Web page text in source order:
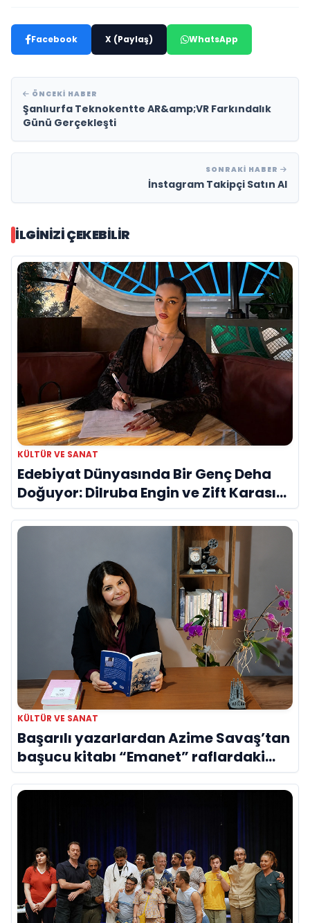
Facebook X (Paylaş) WhatsApp
ÖNCEKI HABER
Şanlıurfa Teknokentte AR&amp;VR Farkındalık
Günü Gerçekleşti
SONRAKI HABER
İnstagram Takipçi Satın Al
İLGINIZI ÇEKEBILIR
KÜLTÜR VE SANAT
Edebiyat Dünyasında Bir Genç Deha
Doğuyor: Dilruba Engin ve Zift Karası
Evreni ‘AVENOİR’
KÜLTÜR VE SANAT
Başarılı yazarlardan Azime Savaş’tan
başucu kitabı “Emanet” raflardaki
yerini aldı